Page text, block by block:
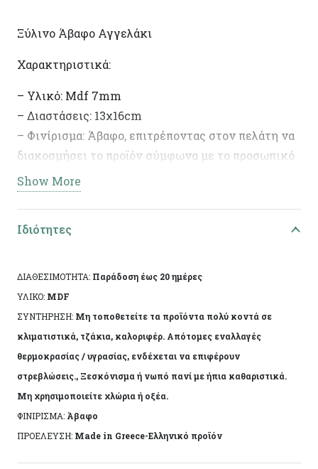
Ξύλινο Άβαφο Αγγελάκι
Χαρακτηριστικά:
– Υλικό: Mdf 7mm
– Διαστάσεις: 13χ16cm
– Φινίρισμα: Άβαφο, επιτρέποντας στον πελάτη να
διακοσμήσει το προϊόν σύμφωνα με το προσωπικό
του γούστο.
– Ιδανικό για DIY έργα και διακοσμητικές
Show More
Ιδιότητες
ΔΙΑΘΕΣΙΜΟΤΗΤΑ: Παράδοση έως 20 ημέρες
ΥΛΙΚΟ: MDF
ΣΥΝΤΗΡΗΣΗ: Μη τοποθετείτε τα προϊόντα πολύ κοντά σε
κλιματιστικά, τζάκια, καλοριφέρ. Απότομες εναλλαγές
θερμοκρασίας / υγρασίας, ενδέχεται να επιφέρουν
στρεβλώσεις., Ξεσκόνισμα ή νωπό πανί με ήπια καθαριστικά.
Μη χρησιμοποιείτε χλώρια ή οξέα.
ΦΙΝΙΡΙΣΜΑ: Άβαφο
ΠΡΟΕΛΕΥΣΗ: Made in Greece-Ελληνικό προϊόν